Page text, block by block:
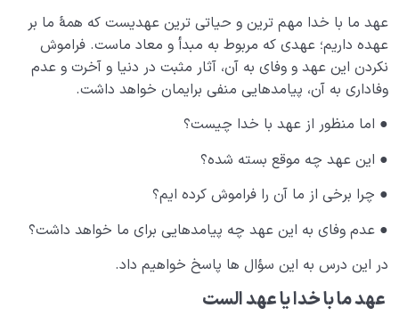
شیطان دشمن آشکار 0/14
بیماری‌های پنهان روح 0/15
شناخت بهشت و جهنم
نگاه ابدی و آمادگی برای آخرت
از خیال تا سلامت قلب
انسان در مرکز آفرینش 0/9
عهد ما با خدا مهم ترین و حیاتی ترین عهدیست که همۀ ما بر
عهده داریم؛ عهدی که مربوط به مبدأ و معاد ماست. فراموش
نکردن این عهد و وفای به آن، آثار مثبت در دنیا و آخرت و عدم
وفاداری به آن، پیامدهایی منفی برایمان خواهد داشت.
● اما منظور از عهد با خدا چیست؟
● این عهد چه موقع بسته شده؟
● چرا برخی از ما آن را فراموش کرده ایم؟
● عدم وفای به این عهد چه پیامدهایی برای ما خواهد داشت؟
در این درس به این سؤال ها پاسخ خواهیم داد.
عهد ما با خدا یا عهد الست